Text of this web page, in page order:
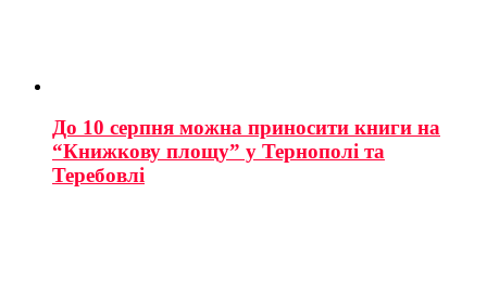
До 10 серпня можна приносити книги на
“Книжкову площу” у Тернополі та
Теребовлі